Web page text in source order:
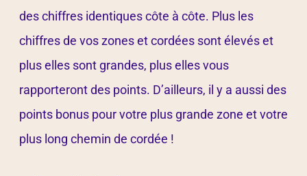
des chiffres identiques côte à côte. Plus les
chiffres de vos zones et cordées sont élevés et
plus elles sont grandes, plus elles vous
rapporteront des points. D’ailleurs, il y a aussi des
points bonus pour votre plus grande zone et votre
plus long chemin de cordée !